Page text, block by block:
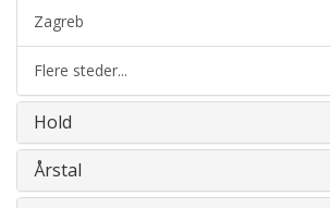
Zagreb
Flere steder...
Hold
Årstal